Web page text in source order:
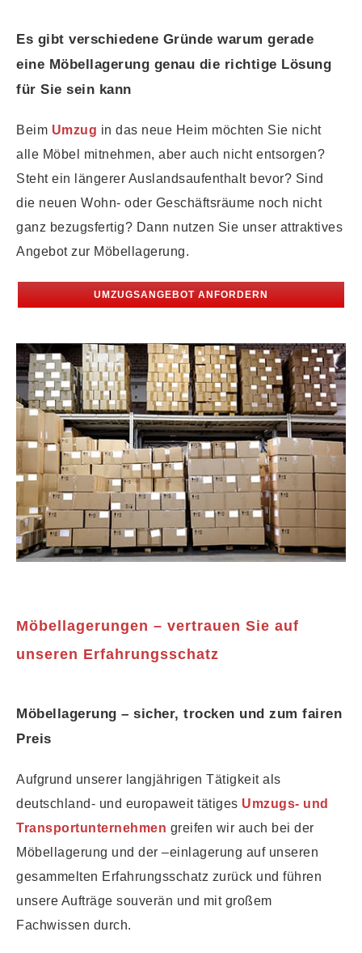
Es gibt verschiedene Gründe warum gerade
eine Möbellagerung genau die richtige Lösung
für Sie sein kann
Beim Umzug in das neue Heim möchten Sie nicht
alle Möbel mitnehmen, aber auch nicht entsorgen?
Steht ein längerer Auslandsaufenthalt bevor? Sind
die neuen Wohn- oder Geschäftsräume noch nicht
ganz bezugsfertig? Dann nutzen Sie unser attraktives
Angebot zur Möbellagerung.
UMZUGSANGEBOT ANFORDERN
Möbellagerungen – vertrauen Sie auf
unseren Erfahrungsschatz
Möbellagerung – sicher, trocken und zum fairen
Preis
Aufgrund unserer langjährigen Tätigkeit als
deutschland- und europaweit tätiges Umzugs- und
Transportunternehmen greifen wir auch bei der
Möbellagerung und der –einlagerung auf unseren
gesammelten Erfahrungsschatz zurück und führen
unsere Aufträge souverän und mit großem
Fachwissen durch.